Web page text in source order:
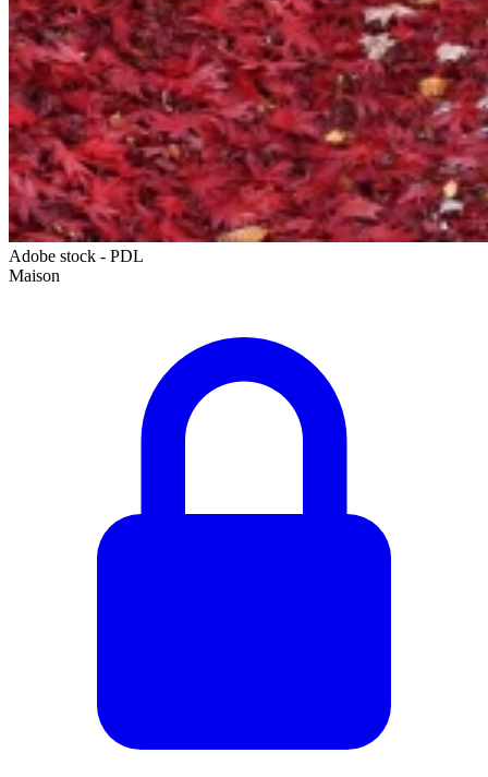
Adobe stock - PDL
Maison